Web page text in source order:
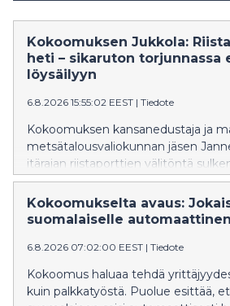
Kokoomuksen Jukkola:
heti – sikaruton torjunnassa
löysäilyyn
6.8.2026 15:55:02 EEST | Tiedote
Kokoomuksen kansanedustaja ja
metsätalousvaliokunnan jäsen
itärajan riistaporttien välitöntä
Pohjois-Karjalassa. Ylen mukaan
maakunnassa edelleen auki, vaikka
Suomessa ne suljettiin viime viikolla
Kokoomukselta avaus:
suomalaiselle
6.8.2026 07:02:00 EEST | Tiedote
Kokoomus haluaa tehdä
kuin palkkatyöstä. Puolue esittää,